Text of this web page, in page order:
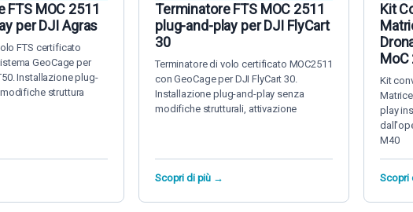
FTS MOC 2511
per DJI Agras
FTS certificato
GeoCage per
Installazione plug-
struttura
Terminatore FTS MOC 2511
plug-and-play per DJI FlyCart
30
Terminatore di volo certificato MOC2511
con GeoCage per DJI FlyCart 30.
Installazione plug-and-play senza
modifiche strutturali, attivazione
Scopri di più →
Kit
Kit
play
M40
Scopri